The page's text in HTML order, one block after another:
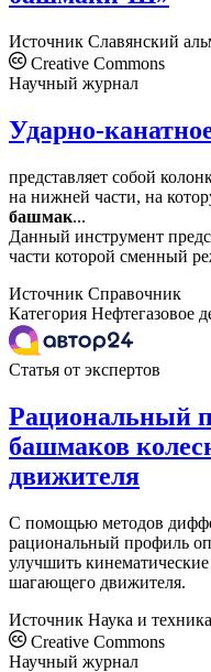
Источник Славянский
Creative Commons
Научный журнал
Ударно-
представляет собой
на нижней части, на
башмак...
Данный инструмент
части которой сменный
Источник Справочник
Категория Нефтегазовое
Статья от экспертов
Рациональный
башмаков
движителя
С помощью методов
рациональный профиль
улучшить
шагающего движителя.
Источник Наука и техника
Creative Commons
Научный журнал